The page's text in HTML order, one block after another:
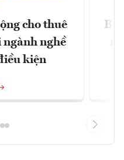
cho thuê
nghề
kiện
Bộ